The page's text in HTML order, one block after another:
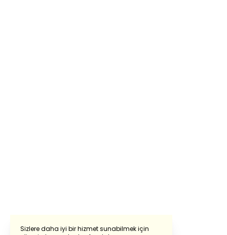
Sizlere daha iyi bir hizmet sunabilmek için